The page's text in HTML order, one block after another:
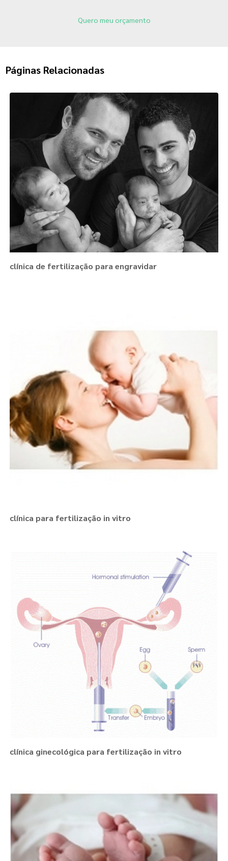
Quero meu orçamento
Páginas Relacionadas
clínica de fertilização para engravidar
clínica para fertilização in vitro
clínica ginecológica para fertilização in vitro